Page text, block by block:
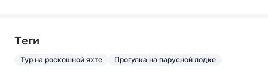
Tеги
Тур на роскошной яхте Прогулка на парусной лодке